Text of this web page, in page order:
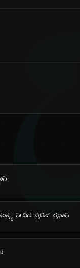
ನೀಡಿದ ಬ್ರಿಟಿಷ್ ಪ್ರಧಾನಿ